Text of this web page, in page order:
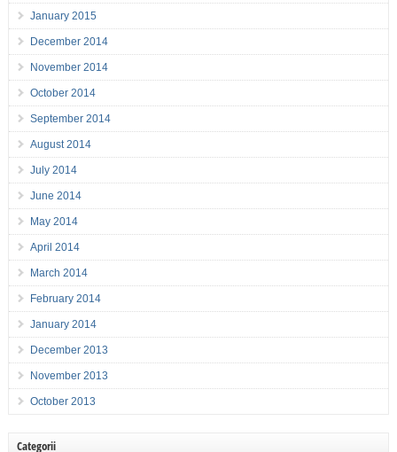
January 2015
December 2014
November 2014
October 2014
September 2014
August 2014
July 2014
June 2014
May 2014
April 2014
March 2014
February 2014
January 2014
December 2013
November 2013
October 2013
Categorii